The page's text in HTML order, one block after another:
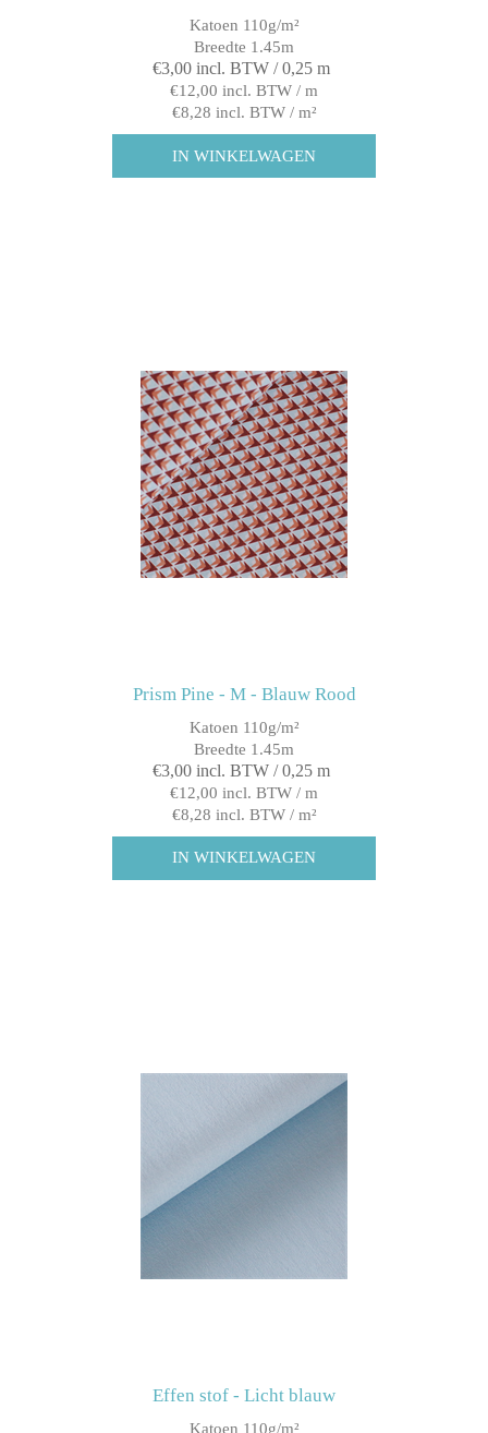
Katoen 110g/m²
Breedte 1.45m
€3,00 incl. BTW / 0,25 m
€12,00 incl. BTW / m
€8,28 incl. BTW / m²
Prism Pine - M - Blauw Rood
Katoen 110g/m²
Breedte 1.45m
€3,00 incl. BTW / 0,25 m
€12,00 incl. BTW / m
€8,28 incl. BTW / m²
Effen stof - Licht blauw
Katoen 110g/m²